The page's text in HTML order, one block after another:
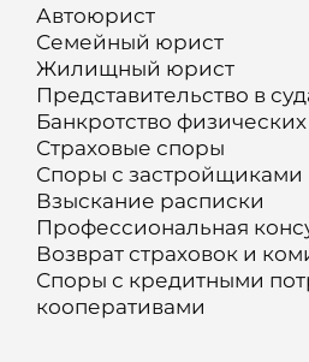
Автоюрист
Семейный юрист
Жилищный юрист
Представительство в
Банкротство
Страховые споры
Споры с застройщиками
Взыскание расписки
Профессиональная
Возврат страховок и
Споры с кредитными
кооперативами